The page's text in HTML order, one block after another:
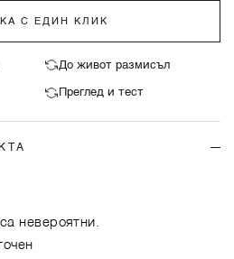
С ЕДИН КЛИК
До живот размисъл
Преглед и тест
невероятни.